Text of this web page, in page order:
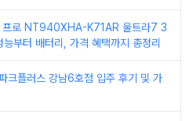
프로 NT940XHA-K71AR 울트라7 3
부터 배터리, 가격 혜택까지 총정리
크플러스 강남6호점 입주 후기 및 가